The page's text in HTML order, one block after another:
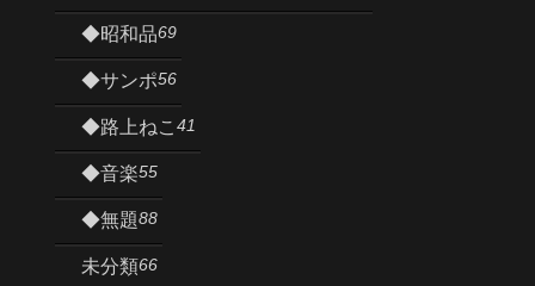
◆昭和品69
◆サンポ56
◆路上ねこ 41
◆音楽55
◆無題88
未分類66